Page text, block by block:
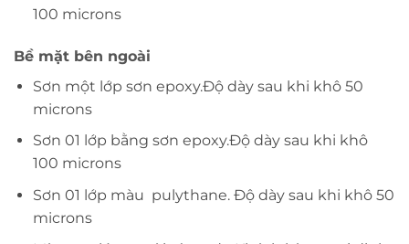
100 microns
Bề mặt bên ngoài
Sơn một lớp sơn epoxy.Độ dày sau khi khô 50
microns
Sơn 01 lớp bằng sơn epoxy.Độ dày sau khi khô
100 microns
Sơn 01 lớp màu pulythane. Độ dày sau khi khô 50
microns